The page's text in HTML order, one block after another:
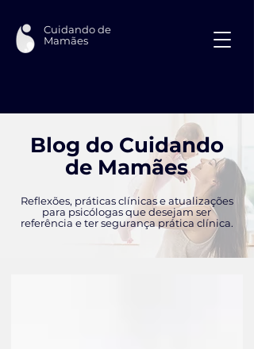
Cuidando de
Mamães
Blog do Cuidando
de Mamães
Reflexões, práticas clínicas e atualizações
para psicólogas que desejam ser
referência e ter segurança prática clínica.